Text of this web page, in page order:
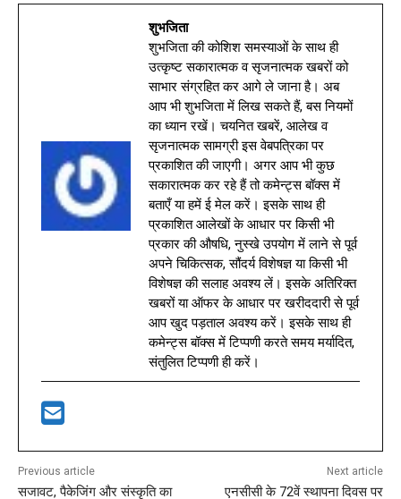
शुभजिता
शुभजिता की कोशिश समस्याओं के साथ ही
उत्कृष्ट सकारात्मक व सृजनात्मक खबरों को
साभार संग्रहित कर आगे ले जाना है। अब
आप भी शुभजिता में लिख सकते हैं, बस नियमों
का ध्यान रखें। चयनित खबरें, आलेख व
सृजनात्मक सामग्री इस वेबपत्रिका पर
प्रकाशित की जाएगी। अगर आप भी कुछ
सकारात्मक कर रहे हैं तो कमेन्ट्स बॉक्स में
बताएँ या हमें ई मेल करें। इसके साथ ही
प्रकाशित आलेखों के आधार पर किसी भी
प्रकार की औषधि, नुस्खे उपयोग में लाने से पूर्व
अपने चिकित्सक, सौंदर्य विशेषज्ञ या किसी भी
विशेषज्ञ की सलाह अवश्य लें। इसके अतिरिक्त
खबरों या ऑफर के आधार पर खरीददारी से पूर्व
आप खुद पड़ताल अवश्य करें। इसके साथ ही
कमेन्ट्स बॉक्स में टिप्पणी करते समय मर्यादित,
संतुलित टिप्पणी ही करें।
Previous article
सजावट, पैकेजिंग और संस्कृति का
Next article
एनसीसी के 72वें स्थापना दिवस पर